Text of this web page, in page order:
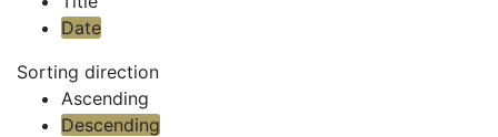
Date
Sorting direction
Ascending
Descending